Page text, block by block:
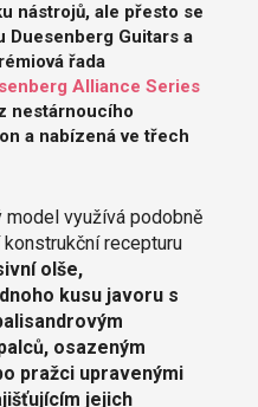
nástrojů, ale přesto se
Duesenberg Guitars a
řada
Alliance Series
nestárnoucího
a nabízená ve třech
využívá podobně
recepturu
olše,
kusu javoru s
osazeným
pražci upravenými
jejich